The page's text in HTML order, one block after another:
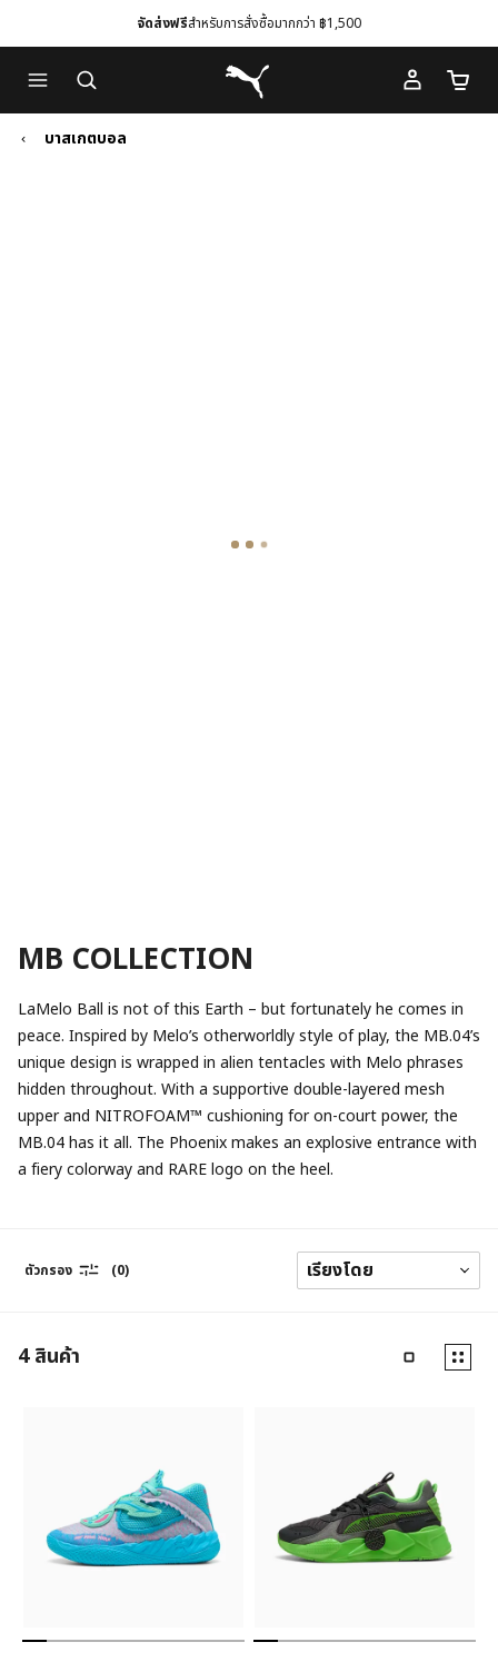
to
Main
content
to
Footer
Content
จัดส่งฟรีสำหรับการสั่งซื้อมากกว่า ฿1,500
Puma โฮม
จำนว
บาสเกตบอล
MB COLLECTION
LaMelo Ball is not of this Earth – but fortunately he comes in
peace. Inspired by Melo’s otherworldly style of play, the MB.04’s
unique design is wrapped in alien tentacles with Melo phrases
hidden throughout. With a supportive double-layered mesh
upper and NITROFOAM™ cushioning for on-court power, the
MB.04 has it all. The Phoenix makes an explosive entrance with
a fiery colorway and RARE logo on the heel.
ตัวกรอง (0)
4สินค้า